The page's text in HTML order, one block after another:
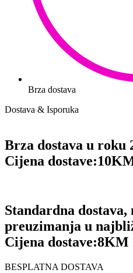
Brza dostava
Dostava & Isporuka
Brza dostava u roku
Cijena dostave:
Standardna dostava,
preuzimanja u
Cijena dostave:8KM
BESPLATNA DOSTAVA